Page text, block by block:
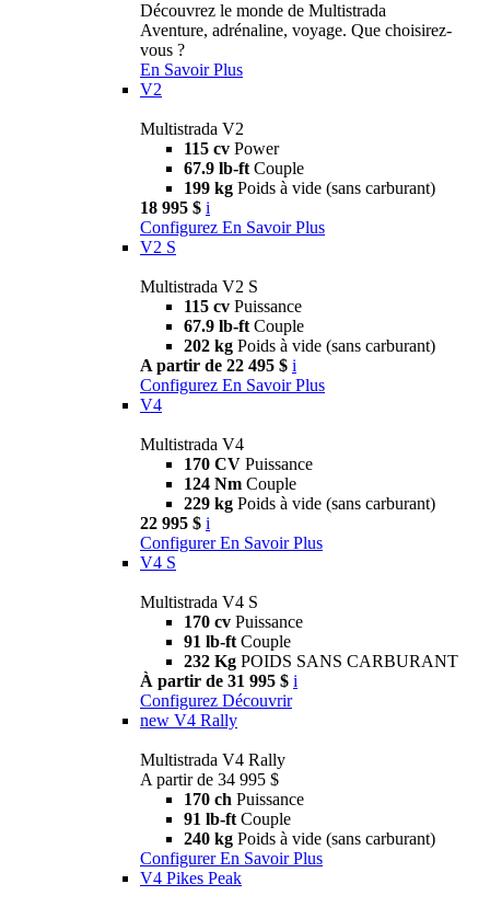
Découvrez le monde de Multistrada
Aventure, adrénaline, voyage. Que choisirez-
vous ?
En Savoir Plus
V2
Multistrada V2
115 cv Power
67.9 lb-ft Couple
199 kg Poids à vide (sans carburant)
18 995 $ i
Configurez En Savoir Plus
V2 S
Multistrada V2 S
115 cv Puissance
67.9 lb-ft Couple
202 kg Poids à vide (sans carburant)
A partir de 22 495 $ i
Configurez En Savoir Plus
V4
Multistrada V4
170 CV Puissance
124 Nm Couple
229 kg Poids à vide (sans carburant)
22 995 $ i
Configurer En Savoir Plus
V4 S
Multistrada V4 S
170 cv Puissance
91 lb-ft Couple
232 Kg POIDS SANS CARBURANT
À partir de 31 995 $ i
Configurez Découvrir
new V4 Rally
Multistrada V4 Rally
A partir de 34 995 $
170 ch Puissance
91 lb-ft Couple
240 kg Poids à vide (sans carburant)
Configurer En Savoir Plus
V4 Pikes Peak